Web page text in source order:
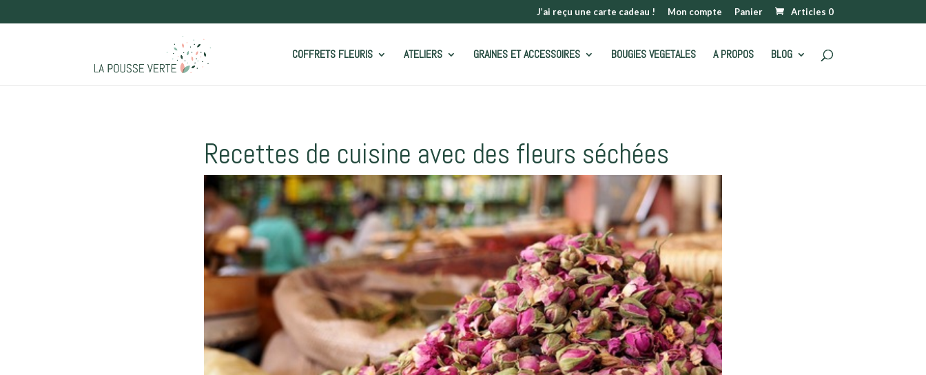
J’ai reçu une carte cadeau ! Mon compte Panier Articles 0
COFFRETS FLEURIS ATELIERS GRAINES ET ACCESSOIRES BOUGIES VEGETALES A PROPOS BLOG
Recettes de cuisine avec des fleurs séchées